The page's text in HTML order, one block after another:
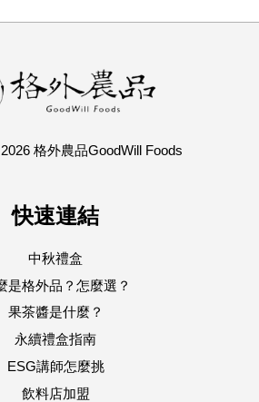
格外農品GoodWill Foods
快速連結
中秋禮盒
是格外品？怎麼選？
果茶醬是什麼？
永續禮盒指南
ESG講師怎麼挑
飲料店加盟